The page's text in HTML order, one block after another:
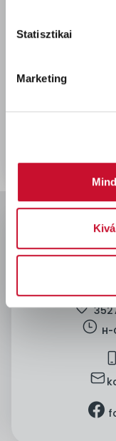
Statisztikai
Marketing
location
clock H-
mobile
mail
facebook